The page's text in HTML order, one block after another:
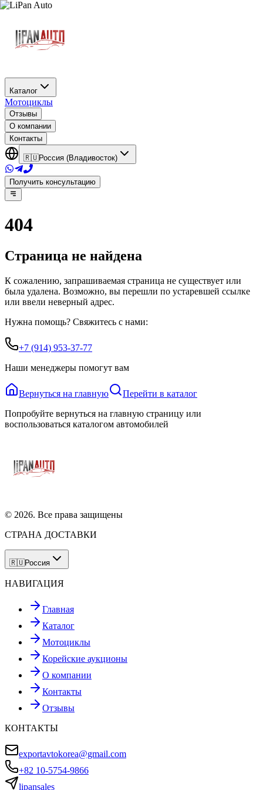
Каталог
Мотоциклы
Отзывы
О компании
Контакты
🇷🇺Россия (Владивосток)
Получить консультацию
404
Страница не найдена
К сожалению, запрашиваемая страница не существует или
была удалена. Возможно, вы перешли по устаревшей ссылке
или ввели неверный адрес.
Нужна помощь? Свяжитесь с нами:
+7 (914) 953-37-77
Наши менеджеры помогут вам
Вернуться на главную
Перейти в каталог
Попробуйте вернуться на главную страницу или
воспользоваться каталогом автомобилей
© 2026. Все права защищены
СТРАНА ДОСТАВКИ
🇷🇺Россия
НАВИГАЦИЯ
Главная
Каталог
Мотоциклы
Корейские аукционы
О компании
Контакты
Отзывы
КОНТАКТЫ
exportavtokorea@gmail.com
+82 10-5754-9866
lipansales